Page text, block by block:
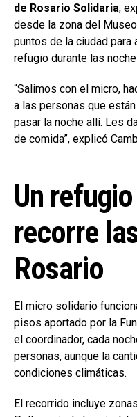
de Rosario Solidaria,
desde la zona del
puntos de la ciudad
refugio durante las
“Salimos con el micro,
a las personas que
pasar la noche allí. Les
de comida”, explicó
Un
recorre
Rosario
El micro solidario
pisos aportado por la
el coordinador, cada
personas, aunque la
condiciones climáticas.
El recorrido incluye